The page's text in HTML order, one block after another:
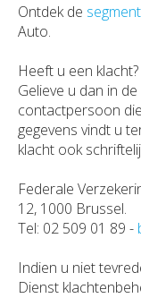
Ontdek de
Auto.
Heeft u een klacht?
Gelieve u dan in
contactpersoon
gegevens vindt u
klacht ook
Federale
12, 1000 Brussel.
Tel: 02 509 01 89 -
Indien u niet
Dienst